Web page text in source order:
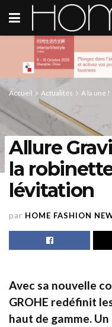
Accueil Actualités A la une !
Allure
la
lévitation
par HOME FASHION
Avec sa nouvelle
GROHE redéfinit
haut de gamme.